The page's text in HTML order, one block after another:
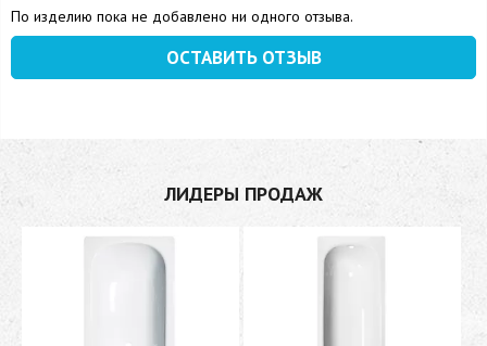
По изделию пока не добавлено ни одного отзыва.
ОСТАВИТЬ ОТЗЫВ
ЛИДЕРЫ ПРОДАЖ